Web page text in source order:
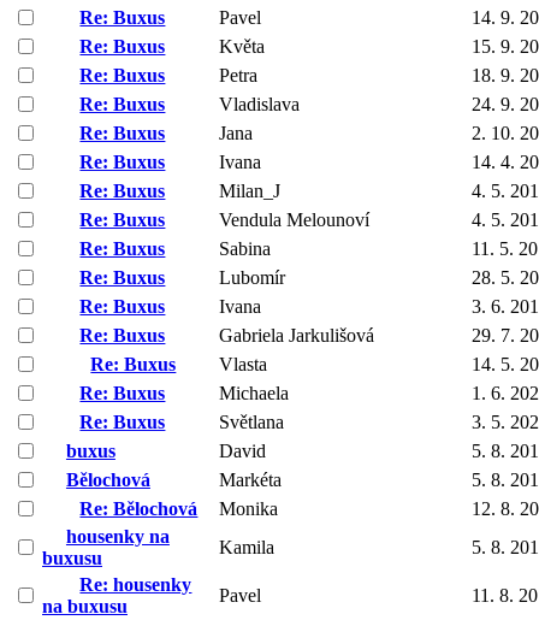
Re: Buxus
Pavel
14. 9.
Re: Buxus
Květa
15. 9.
Re: Buxus
Petra
18. 9.
Re: Buxus
Vladislava
24. 9.
Re: Buxus
Jana
2. 10.
Re: Buxus
Ivana
14. 4.
Re: Buxus
Milan_J
4. 5.
Re: Buxus
Vendula Melounoví
4. 5.
Re: Buxus
Sabina
11. 5.
Re: Buxus
Lubomír
28. 5.
Re: Buxus
Ivana
3. 6.
Re: Buxus
Gabriela Jarkulišová
29. 7.
Re: Buxus
Vlasta
14. 5.
Re: Buxus
Michaela
1. 6.
Re: Buxus
Světlana
3. 5.
buxus
David
5. 8.
Bělochová
Markéta
5. 8.
Re: Bělochová
Monika
12. 8.
housenky na
buxusu
Kamila
5. 8.
Re: housenky
na buxusu
Pavel
11. 8.